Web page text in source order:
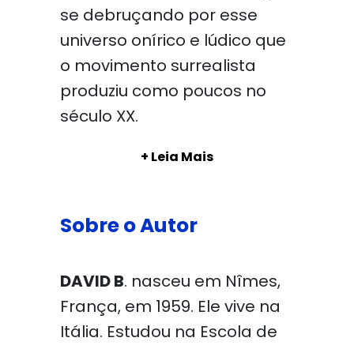
se debruçando por esse
universo onírico e lúdico que
o movimento surrealista
produziu como poucos no
século XX.
+ Leia Mais
Sobre o Autor
DAVID B. nasceu em Nîmes,
França, em 1959. Ele vive na
Itália. Estudou na Escola de